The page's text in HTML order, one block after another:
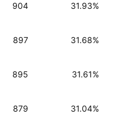
904 31.93%
897 31.68%
895 31.61%
879 31.04%